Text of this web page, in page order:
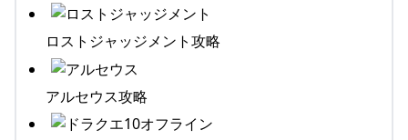
ロストジャッジメント攻略
アルセウス攻略